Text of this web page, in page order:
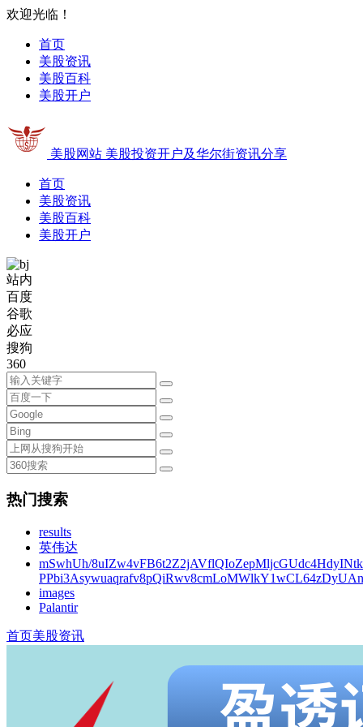
欢迎光临！
首页
美股资讯
美股百科
美股开户
美股网站 美股投资开户及华尔街资讯分享
首页
美股资讯
美股百科
美股开户
站内
百度
谷歌
必应
搜狗
360
热门搜索
results
英伟达
mSwhUh/
images
Palantir
首页美股资讯